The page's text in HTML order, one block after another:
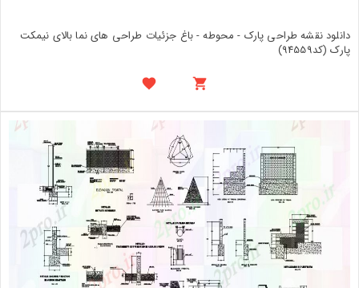
دانلود نقشه طراحی پارک - محوطه - باغ جزئیات طراحی های نما بالای نیمکت
پارک (کد94559)